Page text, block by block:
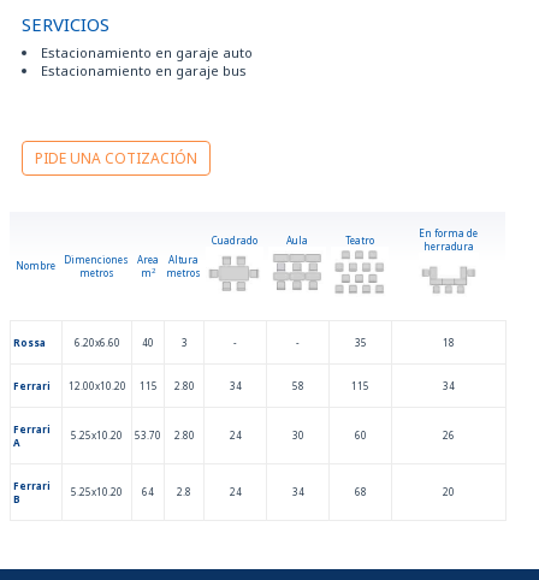
SERVICIOS
Estacionamiento en garaje auto
Estacionamiento en garaje bus
PIDE UNA COTIZACIÓN
Nombre
Dimenciones
metros
Area
m2
Altura
metros
Cuadrado Aula Teatro
En forma de
herradura
Rossa 6.20x6.60 40 3 - - 35 18
Ferrari 12.00x10.20 115 2.80 34 58 115 34
Ferrari
A
5.25x10.20 53.70 2.80 24 30 60 26
Ferrari
B
5.25x10.20 64 2.8 24 34 68 20